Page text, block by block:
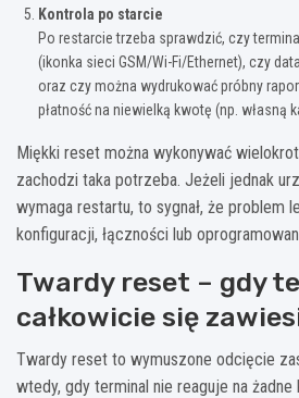
Kontrola po starcie
Po restarcie trzeba sprawdzić, czy
(ikonka sieci GSM/Wi-Fi/Ethernet), czy
oraz czy można wydrukować próbny
płatność na niewielką kwotę (np. własną
Miękki reset można wykonywać
zachodzi taka potrzeba. Jeżeli jednak
wymaga restartu, to sygnał, że problem
konfiguracji, łączności lub
Twardy reset – gdy
całkowicie się
Twardy reset to wymuszone odcięcie
wtedy, gdy terminal nie reaguje na żadne